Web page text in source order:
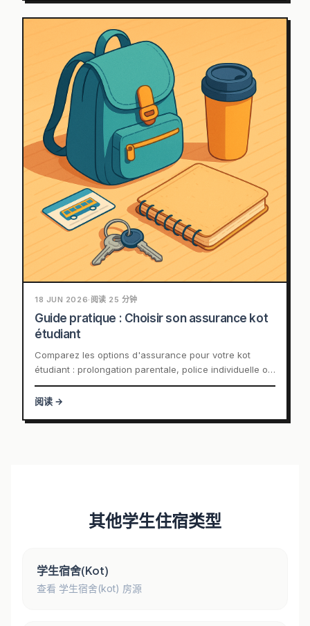
18 JUN 2026· 阅读 25 分钟
Guide pratique : Choisir son assurance kot
étudiant
Comparez les options d'assurance pour votre kot
étudiant : prolongation parentale, police individuelle ou
collective.
阅读 →
其他学生住宿类型
学生宿舍(Kot)
查看 学生宿舍(kot) 房源